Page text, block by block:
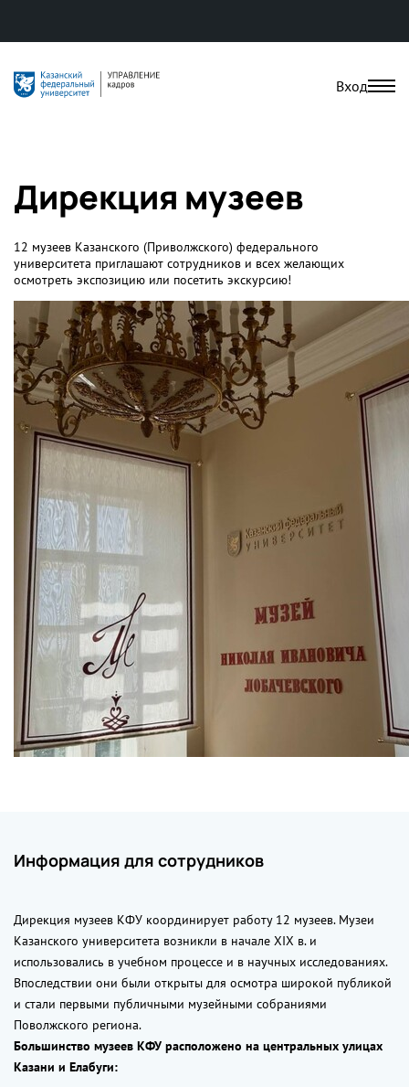
Вход
Дирекция музеев
12 музеев Казанского (Приволжского) федерального
университета приглашают сотрудников и всех желающих
осмотреть экспозицию или посетить экскурсию!
Информация для сотрудников
Дирекция музеев КФУ координирует работу 12 музеев. Музеи
Казанского университета возникли в начале XIX в. и
использовались в учебном процессе и в научных исследованиях.
Впоследствии они были открыты для осмотра широкой публикой
и стали первыми публичными музейными собраниями
Поволжского региона.
Большинство музеев КФУ расположено на центральных улицах
Казани и Елабуги: